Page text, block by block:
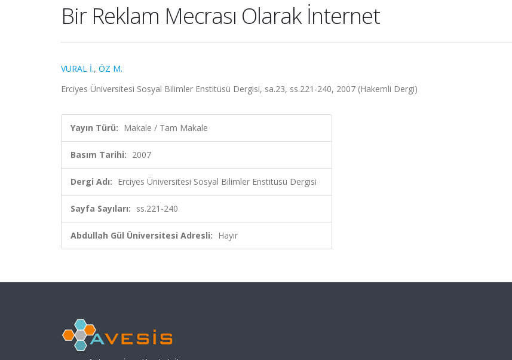
Bir Reklam Mecrası Olarak İnternet
VURAL İ., ÖZ M.
Erciyes Üniversitesi Sosyal Bilimler Enstitüsü Dergisi, sa.23, ss.221-240, 2007 (Hakemli Dergi)
Yayın Türü: Makale / Tam Makale
Basım Tarihi: 2007
Dergi Adı: Erciyes Üniversitesi Sosyal Bilimler Enstitüsü Dergisi
Sayfa Sayıları: ss.221-240
Abdullah Gül Üniversitesi Adresli: Hayır